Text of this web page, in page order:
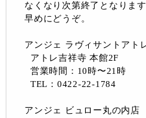
なくなり次第終了となりま
早めにどうぞ。
アンジェ ラヴィサントアト
アトレ吉祥寺 本館2F
営業時間：10時〜21時
TEL：0422-22-1784
アンジェ ビュロー丸の内店